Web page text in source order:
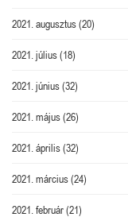
2021. augusztus(20)
2021. július(18)
2021. június(32)
2021. május(26)
2021. április(32)
2021. március(24)
2021. február(21)